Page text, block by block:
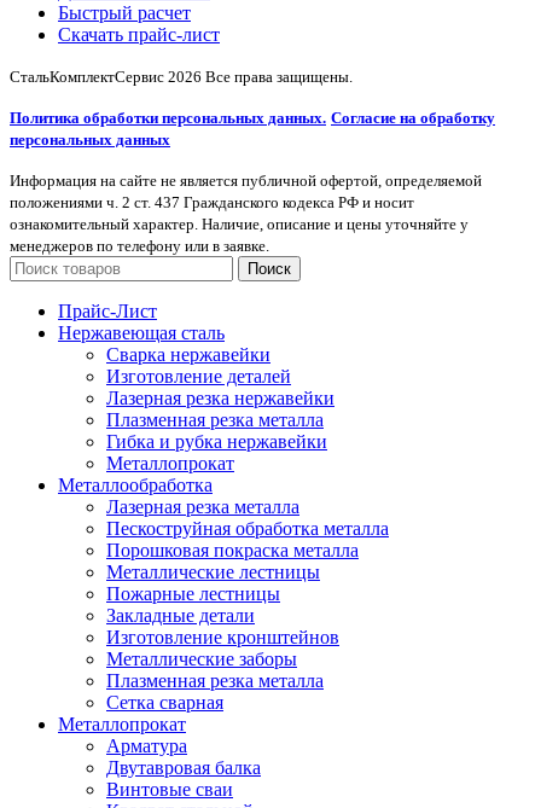
Быстрый расчет
Скачать прайс-лист
СтальКомплектСервис 2026 Все права защищены.
Политика обработки персональных данных. Согласие на обработку
персональных данных
Информация на сайте не является публичной офертой, определяемой
положениями ч. 2 ст. 437 Гражданского кодекса РФ и носит
ознакомительный характер. Наличие, описание и цены уточняйте у
менеджеров по телефону или в заявке.
Поиск
Прайс-Лист
Нержавеющая сталь
Сварка нержавейки
Изготовление деталей
Лазерная резка нержавейки
Плазменная резка металла
Гибка и рубка нержавейки
Металлопрокат
Металлообработка
Лазерная резка металла
Пескоструйная обработка металла
Порошковая покраска металла
Металлические лестницы
Пожарные лестницы
Закладные детали
Изготовление кронштейнов
Металлические заборы
Плазменная резка металла
Сетка сварная
Металлопрокат
Арматура
Двутавровая балка
Винтовые сваи